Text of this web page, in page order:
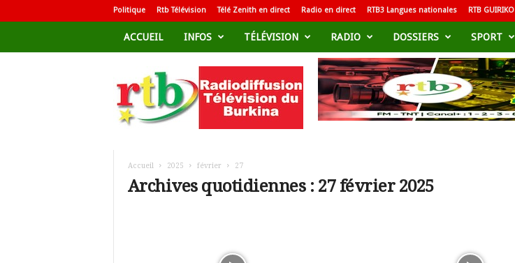
Politique Rtb Télévision Télé Zenith en direct Radio en direct RTB3 Langues nationales RTB GUIRIKO
ACCUEIL INFOS TÉLÉVISION RADIO DOSSIERS SPORT
d
i
Accueil 2025 février 27
Archives quotidiennes : 27 février 2025